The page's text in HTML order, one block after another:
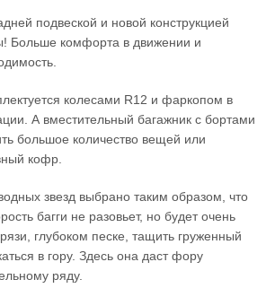
подвеской и новой конструкцией
Больше комфорта в движении и
колесами R12 и фаркопом в
А вместительный багажник с бортами
большое количество вещей или
кофр.
звезд выбрано таким образом, что
багги не разовьет, но будет очень
глубоком песке, тащить груженный
в гору. Здесь она даст фору
ряду.